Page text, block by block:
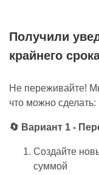
Получили
крайнего
Не переживайте!
что можно сделать:
🔄 Вариант 1 -
Создайте
суммой